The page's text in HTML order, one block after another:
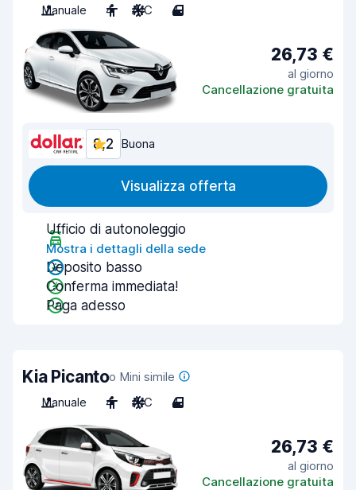
Manuale 4 A/C 4
26,73 €
al giorno
Cancellazione gratuita
8,2 Buona
Visualizza offerta
Ufficio di autonoleggio
Mostra i dettagli della sede
Deposito basso
Conferma immediata!
Paga adesso
Kia Picantoo Mini simile
Manuale
4 A/C 4
26,73 €
al giorno
Cancellazione gratuita